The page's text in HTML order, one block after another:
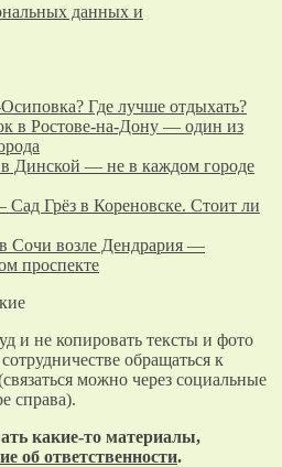
данных и
Где лучше отдыхать?
в Ростове-на-Дону — один из
Динской — не в каждом городе
Грёз в Кореновске. Стоит ли
в Сочи возле Дендрария —
проспекте
и не копировать тексты и фото
обращаться к
можно через социальные
справа).
какие-то материалы,
об ответственности.